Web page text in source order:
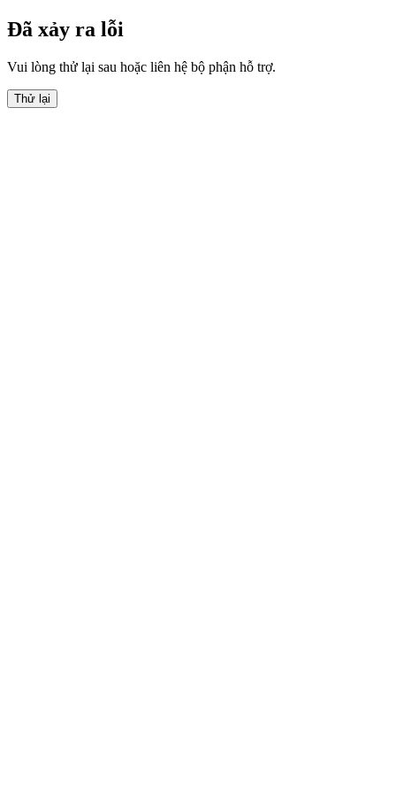
Đã xảy ra lỗi
Vui lòng thử lại sau hoặc liên hệ bộ phận hỗ trợ.
Thử lại